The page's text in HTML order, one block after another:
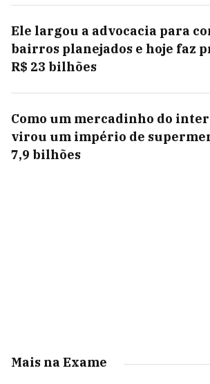
Ele largou a advocacia para
bairros planejados e hoje faz
R$ 23 bilhões
Como um mercadinho do
virou um império de
7,9 bilhões
Mais na Exame